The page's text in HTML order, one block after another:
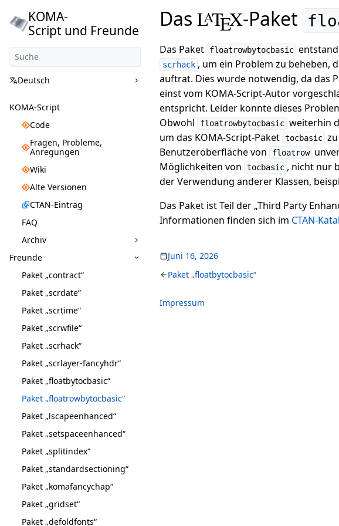
KOMA-
Script und Freunde
Deutsch
KOMA-Script
Code
Fragen, Probleme,
Anregungen
Wiki
Alte Versionen
CTAN-Eintrag
FAQ
Archiv
Freunde
Paket „contract“
Paket „scrdate”
Paket „scrtime“
Paket „scrwfile“
Paket „scrhack“
Paket „scrlayer-fancyhdr“
Paket „floatbytocbasic“
Paket „floatrowbytocbasic“
Paket „lscapeenhanced“
Paket „setspaceenhanced“
Paket „splitindex“
Paket „standardsectioning“
Paket „komafancychap“
Paket „gridset“
Paket „defoldfonts“
Das LATEX-Paket
Das Paket floatrowbytocbasic
scrhack , um ein Problem zu beheben,
auftrat. Dies wurde notwendig, da das
einst vom KOMA-Script-Autor
entspricht. Leider konnte dieses
Obwohl
floatrowbytocbasic weiterhin
um das KOMA-Script-Paket tocbasic
Benutzeroberfläche von
floatrow
Möglichkeiten von
tocbasic , nicht nur
der Verwendung anderer Klassen,
Das Paket ist Teil der „Third Party
Informationen finden sich im CTAN-
Juni 16, 2026
Paket „floatbytocbasic“
Impressum